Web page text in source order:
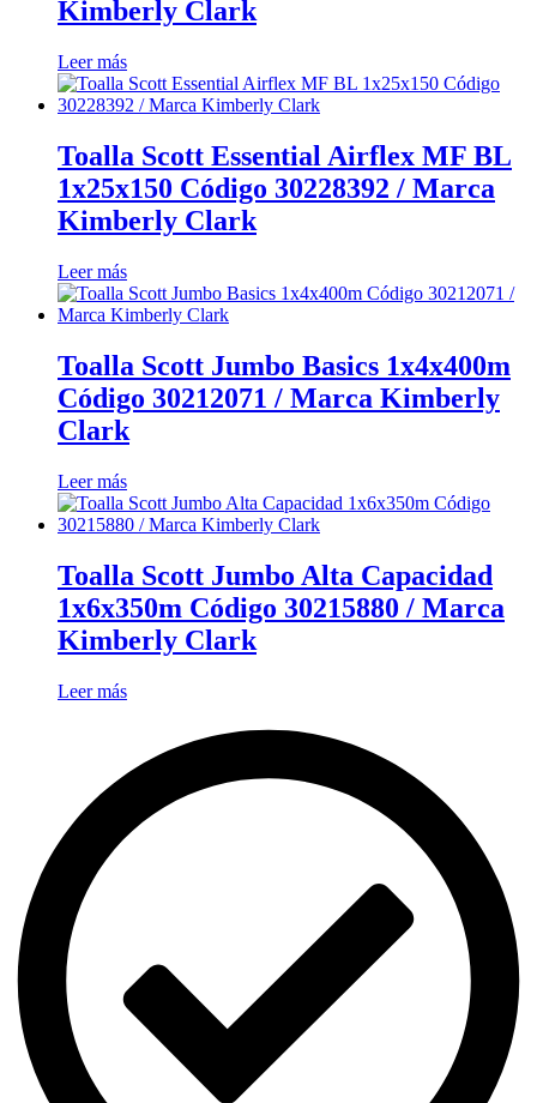
Kimberly Clark
Leer más
Toalla Scott Essential Airflex MF BL
1x25x150 Código 30228392 / Marca
Kimberly Clark
Leer más
Toalla Scott Jumbo Basics 1x4x400m
Código 30212071 / Marca Kimberly
Clark
Leer más
Toalla Scott Jumbo Alta Capacidad
1x6x350m Código 30215880 / Marca
Kimberly Clark
Leer más